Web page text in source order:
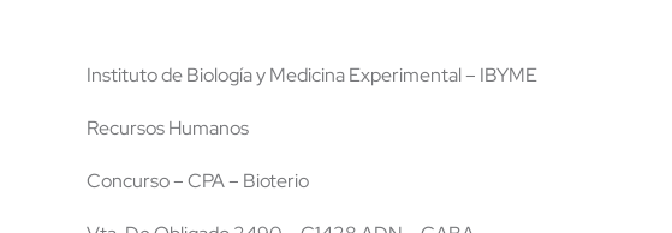
Instituto de Biología y Medicina Experimental – IBYME
Recursos Humanos
Concurso – CPA – Bioterio